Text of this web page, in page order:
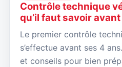
Contrôle technique
qu’il faut savoir
Le premier contrôle
s’effectue avant ses 4
et conseils pour bien